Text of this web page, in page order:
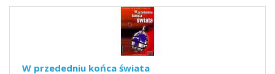
W przededniu końca świata